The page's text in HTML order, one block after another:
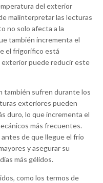
del exterior
malinterpretar las lecturas
no solo afecta a la
también incrementa el
el frigorífico está
exterior puede reducir este
también sufren durante los
exteriores pueden
duro, lo que incrementa el
más frecuentes.
de que llegue el frío
y asegurar su
más gélidos.
como los termos de